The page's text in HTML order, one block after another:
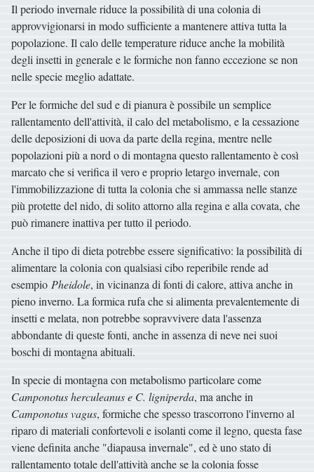
Il periodo invernale riduce la possibilità di una colonia di
approvvigionarsi in modo sufficiente a mantenere attiva tutta la
popolazione. Il calo delle temperature riduce anche la mobilità
degli insetti in generale e le formiche non fanno eccezione se non
nelle specie meglio adattate.
Per le formiche del sud e di pianura è possibile un semplice
rallentamento dell'attività, il calo del metabolismo, e la cessazione
delle deposizioni di uova da parte della regina, mentre nelle
popolazioni più a nord o di montagna questo rallentamento è così
marcato che si verifica il vero e proprio letargo invernale, con
l'immobilizzazione di tutta la colonia che si ammassa nelle stanze
più protette del nido, di solito attorno alla regina e alla covata, che
può rimanere inattiva per tutto il periodo.
Anche il tipo di dieta potrebbe essere significativo: la possibilità di
alimentare la colonia con qualsiasi cibo reperibile rende ad
esempio Pheidole, in vicinanza di fonti di calore, attiva anche in
pieno inverno. La formica rufa che si alimenta prevalentemente di
insetti e melata, non potrebbe sopravvivere data l'assenza
abbondante di queste fonti, anche in assenza di neve nei suoi
boschi di montagna abituali.
In specie di montagna con metabolismo particolare come
Camponotus herculeanus e C. ligniperda, ma anche in
Camponotus vagus, formiche che spesso trascorrono l'inverno al
riparo di materiali confortevoli e isolanti come il legno, questa fase
viene definita anche "diapausa invernale", ed è uno stato di
rallentamento totale dell'attività anche se la colonia fosse